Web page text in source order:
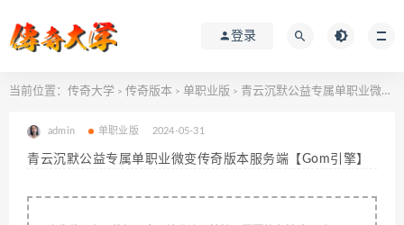
登录
当前位置： 传奇大学 > 传奇版本 > 单职业版 > 青云沉默公益专属单职业微变传奇版本服务端【Gom引擎】
admin 单职业版 2024-05-31
青云沉默公益专属单职业微变传奇版本服务端【Gom引擎】